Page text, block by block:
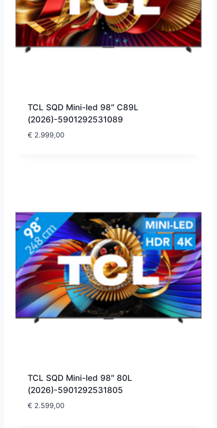
TCL SQD Mini-led 98″ C89L
(2026)-5901292531089
€ 2.999,00
TCL SQD Mini-led 98″ 80L
(2026)-5901292531805
€ 2.599,00